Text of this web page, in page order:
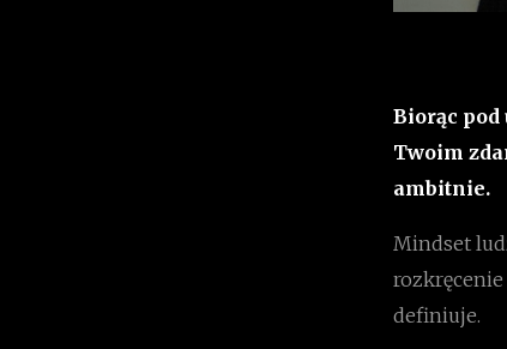
Biorąc pod
Twoim
ambitnie.
Mindset
definiuje.